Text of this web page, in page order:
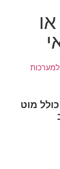
למערכות
מוט